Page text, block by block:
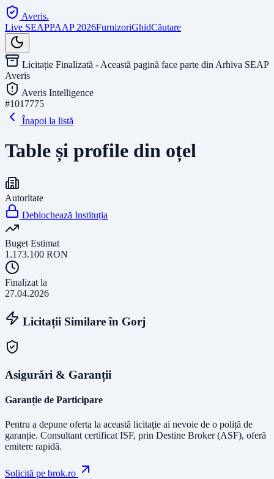
Averis.
Live SEAPPAAP 2026FurnizoriGhidCăutare
Licitație Finalizată - Această pagină face parte din Arhiva SEAP
Averis
Averis Intelligence
#1017775
Înapoi la listă
Table și profile din oțel
Autoritate
Deblochează Instituția
Buget Estimat
1.173.100 RON
Finalizat la
27.04.2026
Licitații Similare în Gorj
Asigurări & Garanții
Garanție de Participare
Pentru a depune oferta la această licitație ai nevoie de o poliță de
garanție. Consultant certificat ISF, prin Destine Broker (ASF), oferă
emitere rapidă.
Solicită pe brok.ro